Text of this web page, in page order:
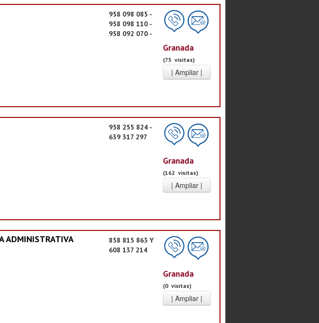
958 098 085 -
958 098 110 -
958 092 070 -
Granada
(75 visitas)
958 255 824 -
639 317 297
Granada
(162 visitas)
ADMINISTRATIVA
858 815 863 Y
608 137 214
Granada
(0 visitas)